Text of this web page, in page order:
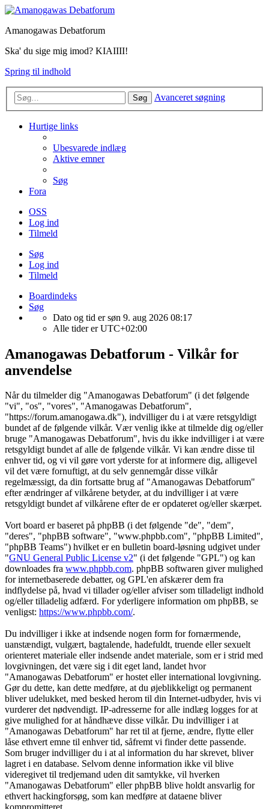
Amanogawas Debatforum
Ska' du sige mig imod? KIAIIII!
Spring til indhold
Søg Avanceret søgning
Hurtige links
Ubesvarede indlæg
Aktive emner
Søg
Fora
OSS
Log ind
Tilmeld
Søg
Log ind
Tilmeld
Boardindeks
Søg
Dato og tid er søn 9. aug 2026 08:17
Alle tider erUTC+02:00
Amanogawas Debatforum - Vilkår for
anvendelse
Når du tilmelder dig "Amanogawas Debatforum" (i det følgende
"vi", "os", "vores", "Amanogawas Debatforum",
"https://forum.amanogawa.dk"), indvilliger du i at være retsgyldigt
bundet af de følgende vilkår. Vær venlig ikke at tilmelde dig og/eller
bruge "Amanogawas Debatforum", hvis du ikke indvilliger i at være
retsgyldigt bundet af alle de følgende vilkår. Vi kan ændre disse til
enhver tid, og vi vil gøre vort yderste for at informere dig, alligevel
vil det være fornuftigt, at du selv gennemgår disse vilkår
regelmæssigt, da din fortsatte brug af "Amanogawas Debatforum"
efter ændringer af vilkårene betyder, at du indvilliger i at være
retsgyldigt bundet af vilkårene efter de er opdateret og/eller skærpet.
Vort board er baseret på phpBB (i det følgende "de", "dem",
"deres", "phpBB software", "www.phpbb.com", "phpBB Limited",
"phpBB Teams") hvilket er en bulletin board-løsning udgivet under
"GNU General Public License v2" (i det følgende "GPL") og kan
downloades fra www.phpbb.com. phpBB softwaren giver mulighed
for internetbaserede debatter, og GPL'en afskærer dem fra
indflydelse på, hvad vi tillader og/eller afviser som tilladeligt indhold
og/eller tilladelig adfærd. For yderligere information om phpBB, se
venligst: https://www.phpbb.com/.
Du indvilliger i ikke at indsende nogen form for fornærmende,
uanstændigt, vulgært, bagtalende, hadefuldt, truende eller sexuelt
orienteret materiale eller indsende andet materiale, som er i strid med
lovgivningen, det være sig i dit eget land, landet hvor
"Amanogawas Debatforum" er hostet eller international lovgivning.
Gør du dette, kan dette medføre, at du øjeblikkeligt og permanent
bliver udelukket, med besked herom til din Internet-udbyder, hvis vi
vurderer det nødvendigt. IP-adresserne for alle indlæg logges for at
give mulighed for at håndhæve disse vilkår. Du indvilliger i at
"Amanogawas Debatforum" har ret til at fjerne, ændre, flytte eller
låse ethvert emne til enhver tid, såfremt vi finder dette passende.
Som bruger indvilliger du i at al information du har skrevet, bliver
lagret i en database. Selvom denne information ikke vil blive
videregivet til tredjemand uden dit samtykke, vil hverken
"Amanogawas Debatforum" eller phpBB blive holdt ansvarlig for
ethvert hackingforsøg, som kan medføre at dataene bliver